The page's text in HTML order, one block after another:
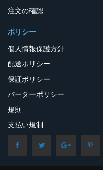
注文の確認
ポリシー
個人情報保護方針
配送ポリシー
保証ポリシー
バーターポリシー
規則
支払い規制